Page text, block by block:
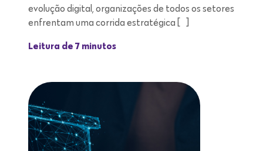
evolução digital, organizações de todos os setores
enfrentam uma corrida estratégica […]
Leitura de 7 minutos